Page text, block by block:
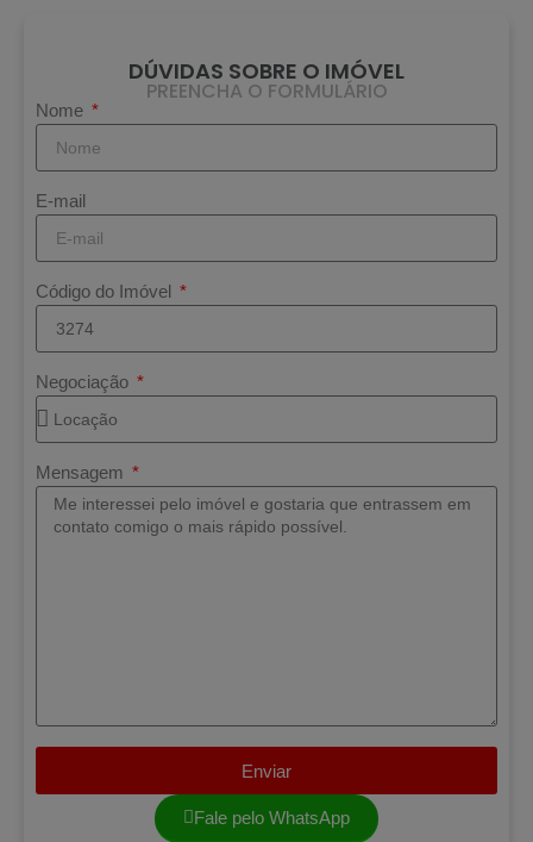
DÚVIDAS SOBRE O IMÓVEL
PREENCHA O FORMULÁRIO
Nome
E-mail
Código do Imóvel
Negociação
Mensagem
Enviar
Fale pelo WhatsApp